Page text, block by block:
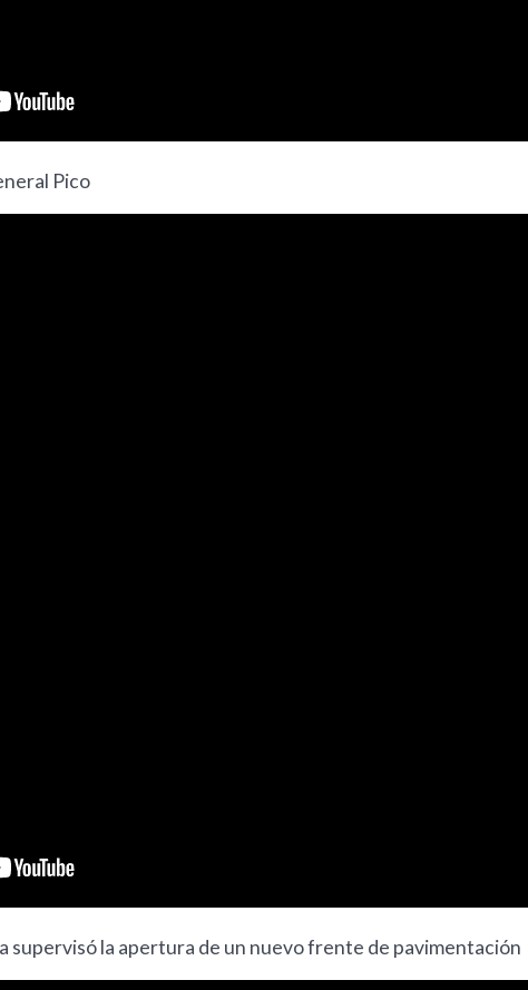
Pico
supervisó la apertura de un nuevo frente de pavimentación